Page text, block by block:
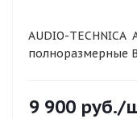
AUDIO-TECHNICA
полноразмерные
9 900 руб./